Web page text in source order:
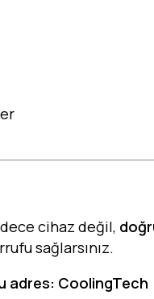
cihaz değil,
sağlarsınız.
adres: CoolingTech